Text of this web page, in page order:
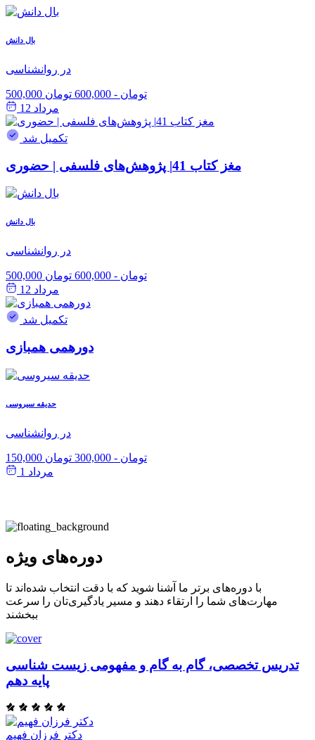
بال دانش
در روانشناسی
500,000 تومان - 600,000 تومان
مرداد 12
تکمیل شد
مغز کتاب 41| پژوهش‌های فلسفی | حضوری
بال دانش
در روانشناسی
500,000 تومان - 600,000 تومان
مرداد 12
تکمیل شد
دورهمی همبازی
حدیقه سیروسی
در روانشناسی
150,000 تومان - 300,000 تومان
مرداد 1
دوره‌های ویژه
با دوره‌های برتر ما آشنا شوید که با دقت انتخاب شده‌اند تا
مهارت‌های شما را ارتقاء دهند و مسیر یادگیری‌تان را سرعت
ببخشند
تدریس تخصصی، گام به گام و مفهومی زیست شناسی
پایه دهم
دکتر فرزان فهیم